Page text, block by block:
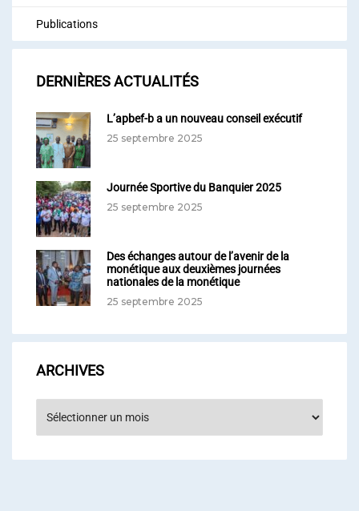
Publications
DERNIÈRES ACTUALITÉS
L’apbef-b a un nouveau conseil exécutif
25 septembre 2025
Journée Sportive du Banquier 2025
25 septembre 2025
Des échanges autour de l’avenir de la
monétique aux deuxièmes journées
nationales de la monétique
25 septembre 2025
ARCHIVES